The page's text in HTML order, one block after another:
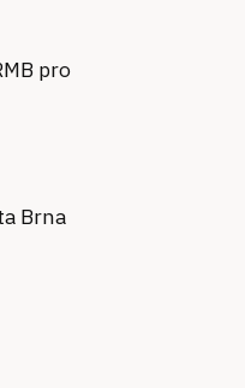
pro
Brna